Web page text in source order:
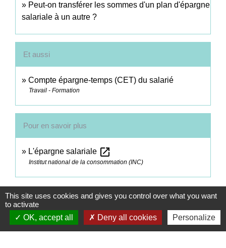
Peut-on transférer les sommes d'un plan d'épargne
salariale à un autre ?
Et aussi
Compte épargne-temps (CET) du salarié
Travail - Formation
Pour en savoir plus
L'épargne salariale open_in_new
Institut national de la consommation (INC)
Signaler une erreur sur cette page
This site uses cookies and gives you control over what you want
to activate
OK, accept all
Deny all cookies Personalize